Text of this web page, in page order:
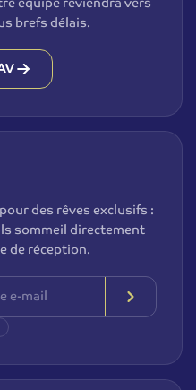
équipe reviendra vers
brefs délais.
des rêves exclusifs :
sommeil directement
de réception.